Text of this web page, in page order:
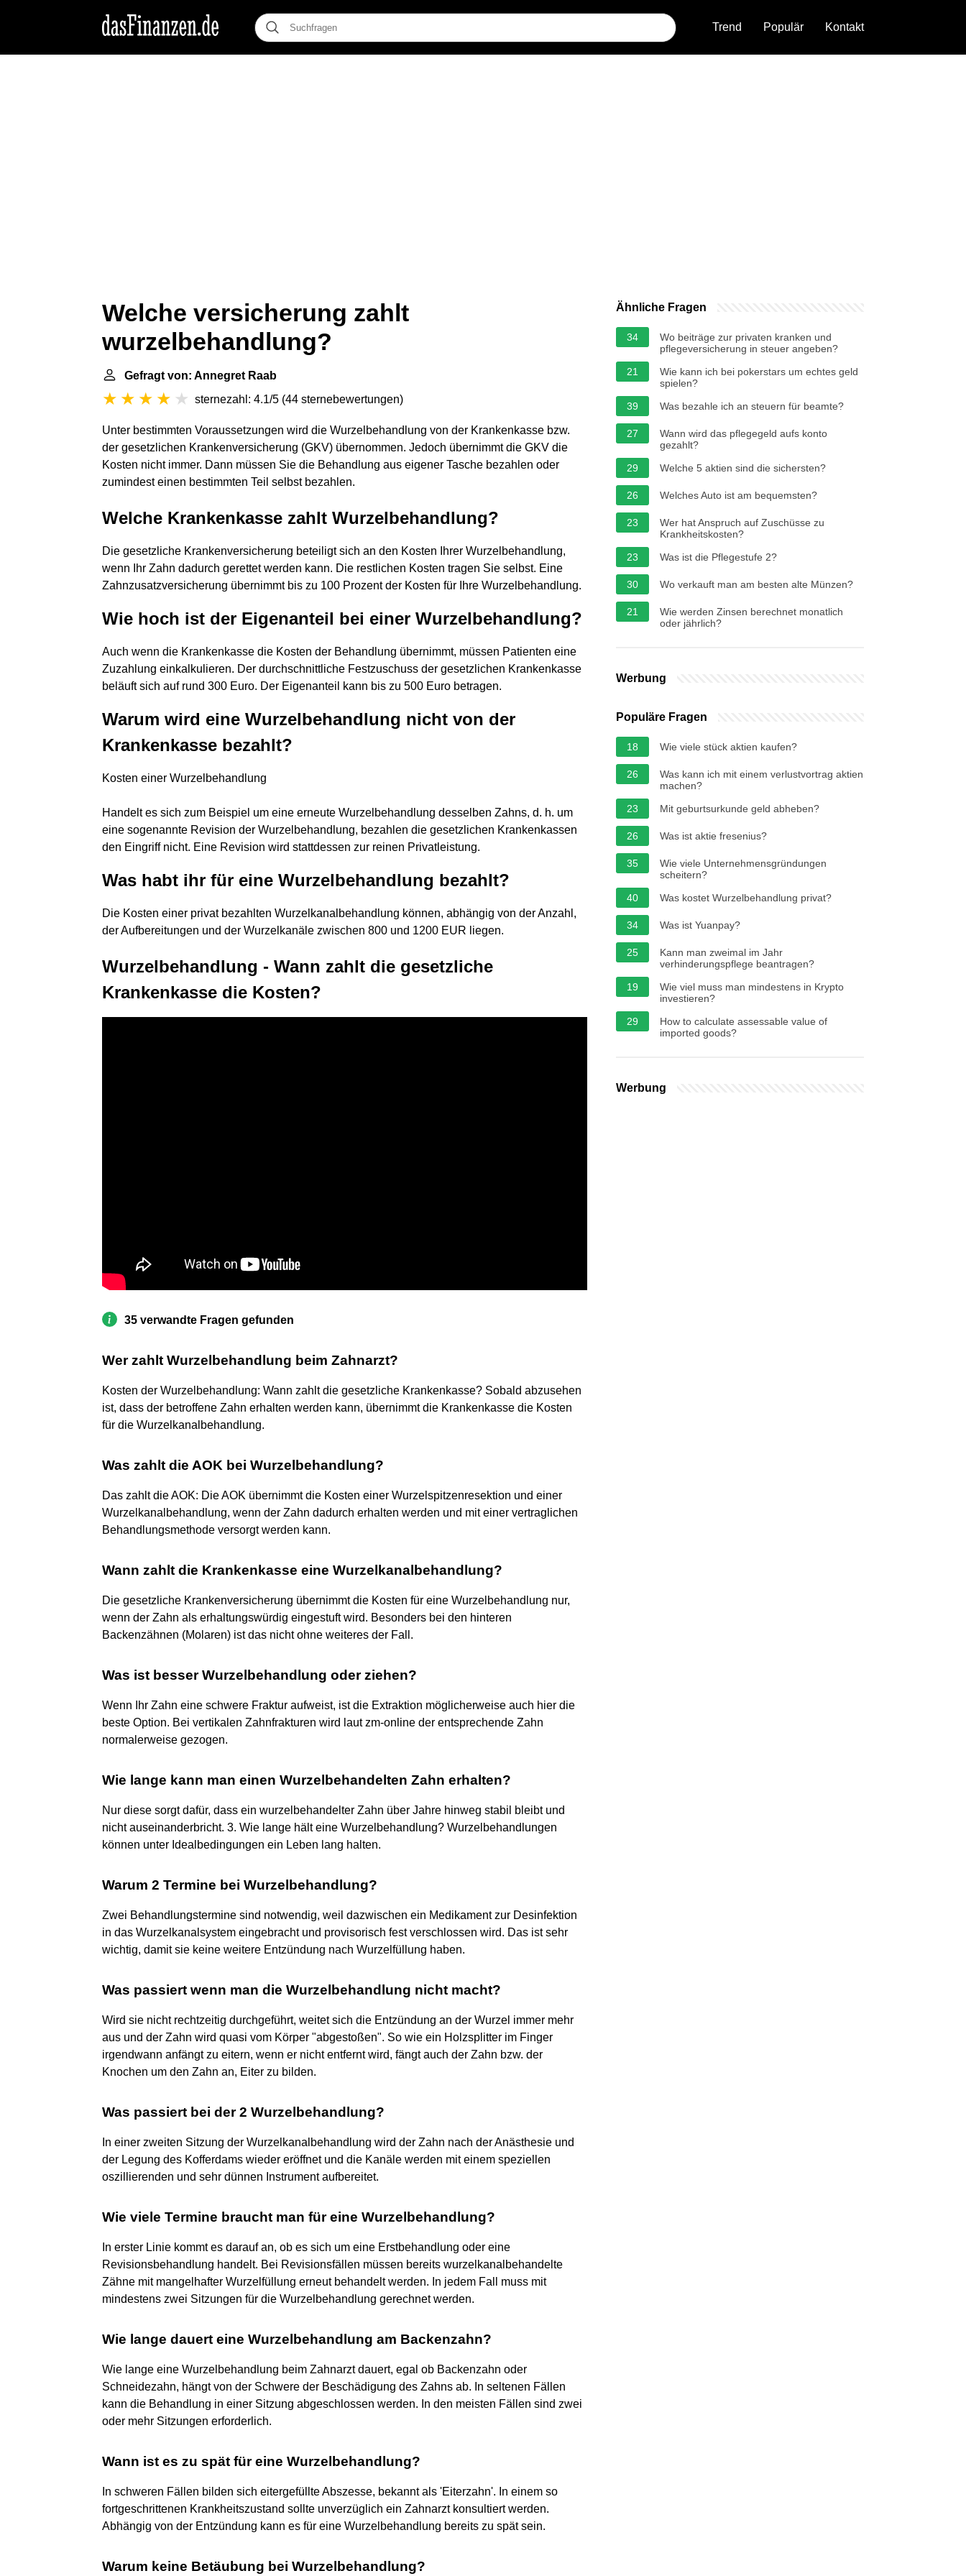
Trend Populär Kontakt
Welche versicherung zahlt
wurzelbehandlung?
Gefragt von: Annegret Raab
sternezahl: 4.1/5 (44 sternebewertungen)
Unter bestimmten Voraussetzungen wird die Wurzelbehandlung von der Krankenkasse bzw.
der gesetzlichen Krankenversicherung (GKV) übernommen. Jedoch übernimmt die GKV die
Kosten nicht immer. Dann müssen Sie die Behandlung aus eigener Tasche bezahlen oder
zumindest einen bestimmten Teil selbst bezahlen.
Welche Krankenkasse zahlt Wurzelbehandlung?
Die gesetzliche Krankenversicherung beteiligt sich an den Kosten Ihrer Wurzelbehandlung,
wenn Ihr Zahn dadurch gerettet werden kann. Die restlichen Kosten tragen Sie selbst. Eine
Zahnzusatzversicherung übernimmt bis zu 100 Prozent der Kosten für Ihre Wurzelbehandlung.
Wie hoch ist der Eigenanteil bei einer Wurzelbehandlung?
Auch wenn die Krankenkasse die Kosten der Behandlung übernimmt, müssen Patienten eine
Zuzahlung einkalkulieren. Der durchschnittliche Festzuschuss der gesetzlichen Krankenkasse
beläuft sich auf rund 300 Euro. Der Eigenanteil kann bis zu 500 Euro betragen.
Warum wird eine Wurzelbehandlung nicht von der
Krankenkasse bezahlt?
Kosten einer Wurzelbehandlung
Handelt es sich zum Beispiel um eine erneute Wurzelbehandlung desselben Zahns, d. h. um
eine sogenannte Revision der Wurzelbehandlung, bezahlen die gesetzlichen Krankenkassen
den Eingriff nicht. Eine Revision wird stattdessen zur reinen Privatleistung.
Was habt ihr für eine Wurzelbehandlung bezahlt?
Die Kosten einer privat bezahlten Wurzelkanalbehandlung können, abhängig von der Anzahl,
der Aufbereitungen und der Wurzelkanäle zwischen 800 und 1200 EUR liegen.
Wurzelbehandlung - Wann zahlt die gesetzliche
Krankenkasse die Kosten?
35 verwandte Fragen gefunden
Wer zahlt Wurzelbehandlung beim Zahnarzt?
Kosten der Wurzelbehandlung: Wann zahlt die gesetzliche Krankenkasse? Sobald abzusehen
ist, dass der betroffene Zahn erhalten werden kann, übernimmt die Krankenkasse die Kosten
für die Wurzelkanalbehandlung.
Was zahlt die AOK bei Wurzelbehandlung?
Das zahlt die AOK: Die AOK übernimmt die Kosten einer Wurzelspitzenresektion und einer
Wurzelkanalbehandlung, wenn der Zahn dadurch erhalten werden und mit einer vertraglichen
Behandlungsmethode versorgt werden kann.
Wann zahlt die Krankenkasse eine Wurzelkanalbehandlung?
Die gesetzliche Krankenversicherung übernimmt die Kosten für eine Wurzelbehandlung nur,
wenn der Zahn als erhaltungswürdig eingestuft wird. Besonders bei den hinteren
Backenzähnen (Molaren) ist das nicht ohne weiteres der Fall.
Was ist besser Wurzelbehandlung oder ziehen?
Wenn Ihr Zahn eine schwere Fraktur aufweist, ist die Extraktion möglicherweise auch hier die
beste Option. Bei vertikalen Zahnfrakturen wird laut zm-online der entsprechende Zahn
normalerweise gezogen.
Wie lange kann man einen Wurzelbehandelten Zahn erhalten?
Nur diese sorgt dafür, dass ein wurzelbehandelter Zahn über Jahre hinweg stabil bleibt und
nicht auseinanderbricht. 3. Wie lange hält eine Wurzelbehandlung? Wurzelbehandlungen
können unter Idealbedingungen ein Leben lang halten.
Warum 2 Termine bei Wurzelbehandlung?
Zwei Behandlungstermine sind notwendig, weil dazwischen ein Medikament zur Desinfektion
in das Wurzelkanalsystem eingebracht und provisorisch fest verschlossen wird. Das ist sehr
wichtig, damit sie keine weitere Entzündung nach Wurzelfüllung haben.
Was passiert wenn man die Wurzelbehandlung nicht macht?
Wird sie nicht rechtzeitig durchgeführt, weitet sich die Entzündung an der Wurzel immer mehr
aus und der Zahn wird quasi vom Körper "abgestoßen". So wie ein Holzsplitter im Finger
irgendwann anfängt zu eitern, wenn er nicht entfernt wird, fängt auch der Zahn bzw. der
Knochen um den Zahn an, Eiter zu bilden.
Was passiert bei der 2 Wurzelbehandlung?
In einer zweiten Sitzung der Wurzelkanalbehandlung wird der Zahn nach der Anästhesie und
der Legung des Kofferdams wieder eröffnet und die Kanäle werden mit einem speziellen
oszillierenden und sehr dünnen Instrument aufbereitet.
Wie viele Termine braucht man für eine Wurzelbehandlung?
In erster Linie kommt es darauf an, ob es sich um eine Erstbehandlung oder eine
Revisionsbehandlung handelt. Bei Revisionsfällen müssen bereits wurzelkanalbehandelte
Zähne mit mangelhafter Wurzelfüllung erneut behandelt werden. In jedem Fall muss mit
mindestens zwei Sitzungen für die Wurzelbehandlung gerechnet werden.
Wie lange dauert eine Wurzelbehandlung am Backenzahn?
Wie lange eine Wurzelbehandlung beim Zahnarzt dauert, egal ob Backenzahn oder
Schneidezahn, hängt von der Schwere der Beschädigung des Zahns ab. In seltenen Fällen
kann die Behandlung in einer Sitzung abgeschlossen werden. In den meisten Fällen sind zwei
oder mehr Sitzungen erforderlich.
Wann ist es zu spät für eine Wurzelbehandlung?
In schweren Fällen bilden sich eitergefüllte Abszesse, bekannt als 'Eiterzahn'. In einem so
fortgeschrittenen Krankheitszustand sollte unverzüglich ein Zahnarzt konsultiert werden.
Abhängig von der Entzündung kann es für eine Wurzelbehandlung bereits zu spät sein.
Warum keine Betäubung bei Wurzelbehandlung?
Ähnliche Fragen
34
Wo beiträge zur privaten kranken und
pflegeversicherung in steuer angeben?
21
Wie kann ich bei pokerstars um echtes geld
spielen?
39
Was bezahle ich an steuern für beamte?
27
Wann wird das pflegegeld aufs konto
gezahlt?
29
Welche 5 aktien sind die sichersten?
26 Welches Auto ist am bequemsten?
23
Wer hat Anspruch auf Zuschüsse zu
Krankheitskosten?
23
Was ist die Pflegestufe 2?
30 Wo verkauft man am besten alte Münzen?
21
Wie werden Zinsen berechnet monatlich
oder jährlich?
Werbung
Populäre Fragen
18 Wie viele stück aktien kaufen?
26
Was kann ich mit einem verlustvortrag aktien
machen?
23
Mit geburtsurkunde geld abheben?
26 Was ist aktie fresenius?
35
Wie viele Unternehmensgründungen
scheitern?
40
Was kostet Wurzelbehandlung privat?
34 Was ist Yuanpay?
25
Kann man zweimal im Jahr
verhinderungspflege beantragen?
19
Wie viel muss man mindestens in Krypto
investieren?
29
How to calculate assessable value of
imported goods?
Werbung